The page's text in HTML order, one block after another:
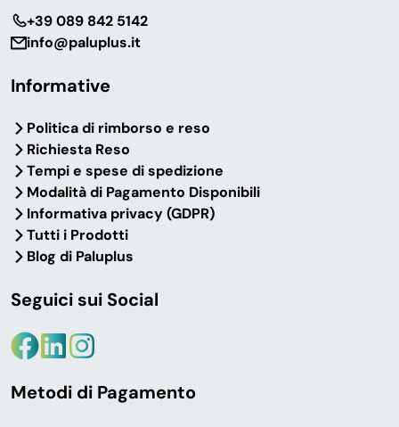
‎+39 089 842 5142
info@paluplus.it
Informative
Politica di rimborso e reso
Richiesta Reso
Tempi e spese di spedizione
Modalità di Pagamento Disponibili
Informativa privacy (GDPR)
Tutti i Prodotti
Blog di Paluplus
Seguici sui Social
Metodi di Pagamento